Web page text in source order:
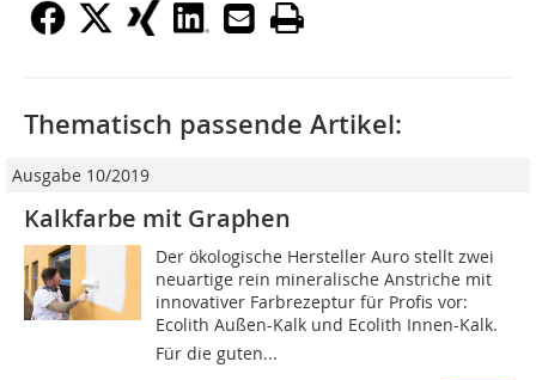
Thematisch passende Artikel:
Ausgabe 10/2019
Kalkfarbe mit Graphen
Der ökologische Hersteller Auro stellt zwei
neuartige rein mineralische Anstriche mit
innovativer Farbrezeptur für Profis vor:
Ecolith Außen-Kalk und Ecolith Innen-Kalk.
Für die guten...